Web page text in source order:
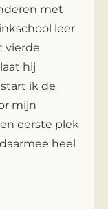
met
leer
vierde
hij
ik de
mijn
eerste plek
heel